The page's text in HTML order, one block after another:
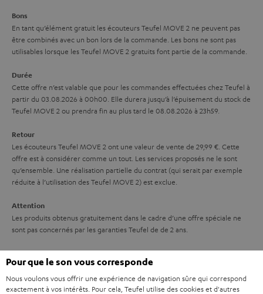
e
x
d
i
i
o
n
s
à
l
g
a
a
n
t
e
Bons
En tant qu’élément gratuit les écouteurs Teufel MOVE 2 ne peuvent pas
être combinés avec un bon lors de la commande. Les bons ne sont pas
utilisables lorsque les Teufel MOVE 2 gratuits font partie de la commande.
Durée
Cette offre n’est valable que pour les commandes effectuées chez Teufel à
partir du 03.08.2026 à 00h00. Elle durera jusqu’à l’épuisement du stock de
Teufel MOVE 2 ou prendra fin au plus tard le 08.08.2026 à 23h59.
Retour
Les écouteurs Teufel MOVE 2 ont une valeur de vente de 29,99 €. Cette
offre est à considérer comme un tout. Les services proposés ne le sont
qu’ensemble. Une réalisation partielle du contrat (qui serait par exemple
réduite à l’utilisation des Teufel MOVE 2) est exclue.
Attention
Les produits obtenus gratuitement dans le cadre d’une offre spéciale ne
sont pas concernés par les garanties Teufel de de 2 ans.
Livraison
La livraison des Teufel MOVE 2 n’a pas nécessairement lieu en même
temps que celle du produit que ces écouteurs accompagnent.
Pour que le son vous corresponde
Nous voulons vous offrir une expérience de navigation sûre qui correspond
exactement à vos intérêts. Pour cela, Teufel utilise des cookies et d'autres